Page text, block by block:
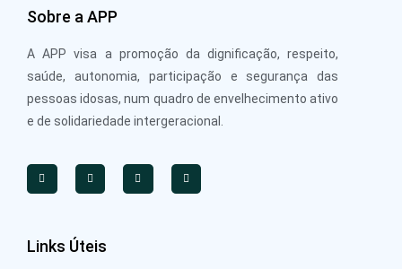
Sobre a APP
A APP visa a promoção da dignificação, respeito,
saúde, autonomia, participação e segurança das
pessoas idosas, num quadro de envelhecimento ativo
e de solidariedade intergeracional.
Links Úteis